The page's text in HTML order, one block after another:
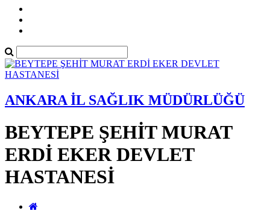
ANKARA İL SAĞLIK MÜDÜRLÜĞÜ
BEYTEPE ŞEHİT MURAT
ERDİ EKER DEVLET
HASTANESİ